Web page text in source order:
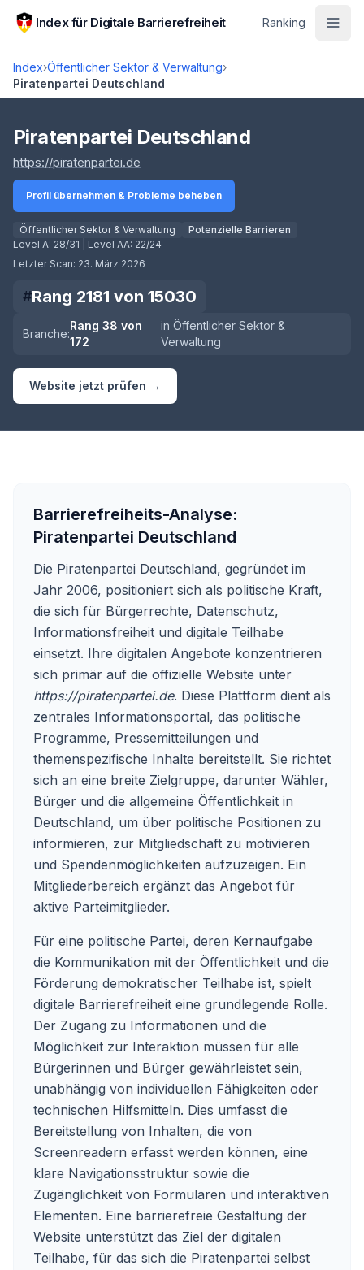
Zum Hauptinhalt springen
Index für Digitale Barrierefreiheit Ranking
Index›Öffentlicher Sektor & Verwaltung›
Piratenpartei Deutschland
Score lädt
Piratenpartei Deutschland
https://piratenpartei.de
Profil übernehmen & Probleme beheben
Öffentlicher Sektor & Verwaltung
Potenzielle Barrieren
Level A: 28/31 | Level AA: 22/24
Letzter Scan: 23. März 2026
#Rang 2181 von 15030
Branche:
Rang 38 von
172
inÖffentlicher Sektor &
Verwaltung
Website jetzt prüfen →
Barrierefreiheits-Analyse:
Piratenpartei Deutschland
Die Piratenpartei Deutschland, gegründet im
Jahr 2006, positioniert sich als politische Kraft,
die sich für Bürgerrechte, Datenschutz,
Informationsfreiheit und digitale Teilhabe
einsetzt. Ihre digitalen Angebote konzentrieren
sich primär auf die offizielle Website unter
https://piratenpartei.de. Diese Plattform dient als
zentrales Informationsportal, das politische
Programme, Pressemitteilungen und
themenspezifische Inhalte bereitstellt. Sie richtet
sich an eine breite Zielgruppe, darunter Wähler,
Bürger und die allgemeine Öffentlichkeit in
Deutschland, um über politische Positionen zu
informieren, zur Mitgliedschaft zu motivieren
und Spendenmöglichkeiten aufzuzeigen. Ein
Mitgliederbereich ergänzt das Angebot für
aktive Parteimitglieder.
Für eine politische Partei, deren Kernaufgabe
die Kommunikation mit der Öffentlichkeit und die
Förderung demokratischer Teilhabe ist, spielt
digitale Barrierefreiheit eine grundlegende Rolle.
Der Zugang zu Informationen und die
Möglichkeit zur Interaktion müssen für alle
Bürgerinnen und Bürger gewährleistet sein,
unabhängig von individuellen Fähigkeiten oder
technischen Hilfsmitteln. Dies umfasst die
Bereitstellung von Inhalten, die von
Screenreadern erfasst werden können, eine
klare Navigationsstruktur sowie die
Zugänglichkeit von Formularen und interaktiven
Elementen. Eine barrierefreie Gestaltung der
Website unterstützt das Ziel der digitalen
Teilhabe, für das sich die Piratenpartei selbst